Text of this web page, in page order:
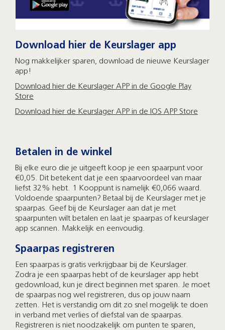
Download hier de Keurslager app
Nog makkelijker sparen, download de nieuwe Keurslager
app!
Download hier de Keurslager APP in de Google Play
Store
Download hier de Keurslager APP in de IOS APP Store
Betalen in de winkel
Bij elke euro die je uitgeeft koop je een spaarpunt voor
€0,05. Dit betekent dat je een spaarvoordeel van maar
liefst 32% hebt. 1 Kooppunt is namelijk €0,066 waard.
Voldoende spaarpunten? Betaal bij de Keurslager met je
spaarpas. Geef bij de Keurslager aan dat je met
spaarpunten wilt betalen en laat je spaarpas of keurslager
app scannen. Makkelijk en eenvoudig.
Spaarpas registreren
Een spaarpas is gratis verkrijgbaar bij de Keurslager.
Zodra je een spaarpas hebt of de keurslager app hebt
gedownload, kun je direct beginnen met sparen. Je moet
de spaarpas nog wel registreren, dus op jouw naam
zetten. Het is verstandig om dit zo snel mogelijk te doen
in verband met verlies of diefstal van de spaarpas.
Registreren is niet noodzakelijk om punten te sparen,